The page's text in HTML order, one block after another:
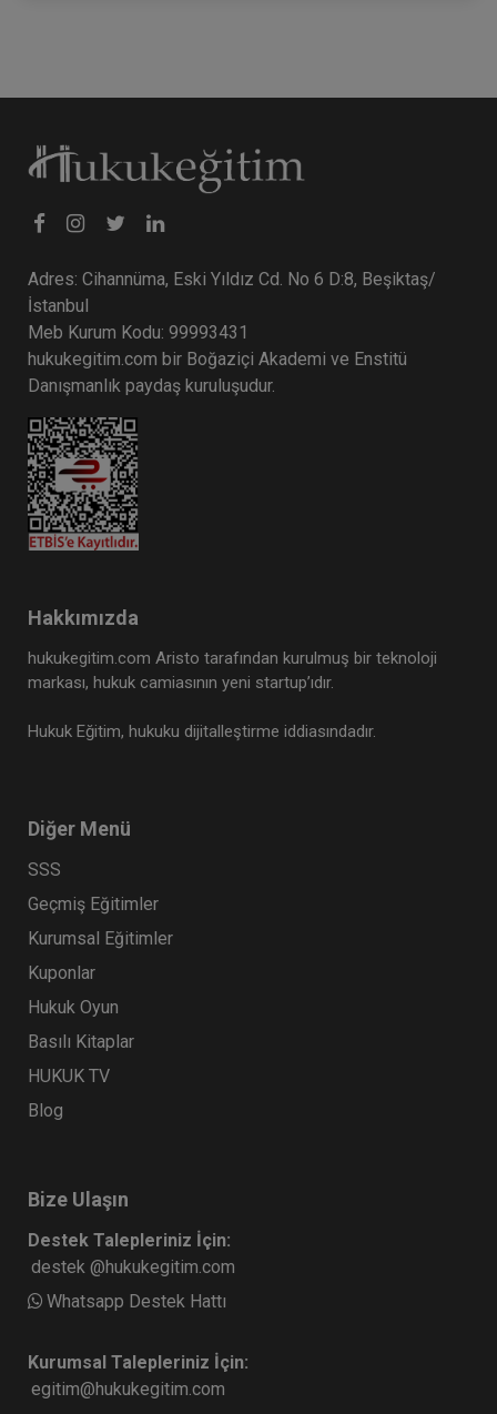
Taşınmaz Hukuku - IV. Borçlar Hukuku
Kongresi - VI. Oturum
360 TL
Kongresi - IV. Oturum
360 TL
Tüketici Hukuku Enstitüsü
Sorumluluk Hukuku - IV. Borçlar Hukuku
360 TL
Adres: Cihannüma, Eski Yıldız Cd. No 6 D:8, Beşiktaş/
İstanbul
Meb Kurum Kodu: 99993431
hukukegitim.com bir Boğaziçi Akademi ve Enstitü
Danışmanlık paydaş kuruluşudur.
Hakkımızda
hukukegitim.com Aristo tarafından kurulmuş bir teknoloji
markası, hukuk camiasının yeni startup’ıdır.
Hukuk Eğitim, hukuku dijitalleştirme iddiasındadır.
Diğer Menü
SSS
Geçmiş Eğitimler
Kurumsal Eğitimler
Kuponlar
Hukuk Oyun
Basılı Kitaplar
HUKUK TV
Blog
Bize Ulaşın
Destek Talepleriniz İçin:
destek @hukukegitim.com
Whatsapp Destek Hattı
Kurumsal Talepleriniz İçin:
egitim@hukukegitim.com